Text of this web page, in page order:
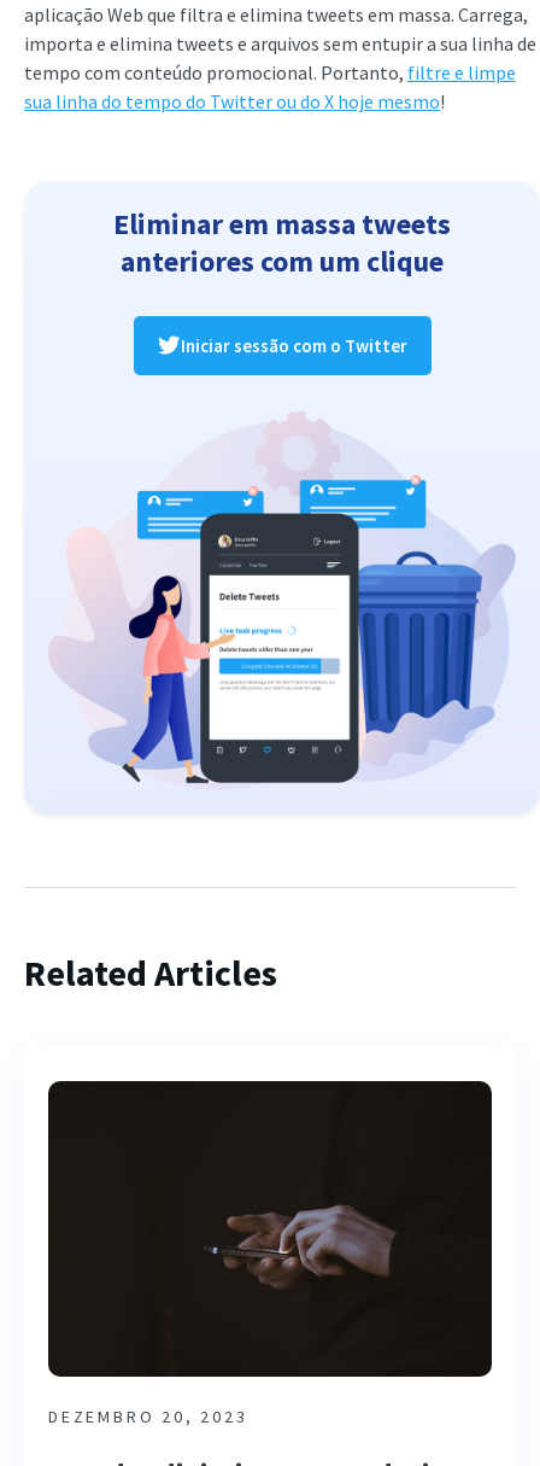
aplicação Web que filtra e elimina tweets em massa. Carrega,
importa e elimina tweets e arquivos sem entupir a sua linha de
tempo com conteúdo promocional. Portanto, filtre e limpe
sua linha do tempo do Twitter ou do X hoje mesmo!
Eliminar em massa tweets
anteriores com um clique
Iniciar sessão com o Twitter
Related Articles
DEZEMBRO 20, 2023